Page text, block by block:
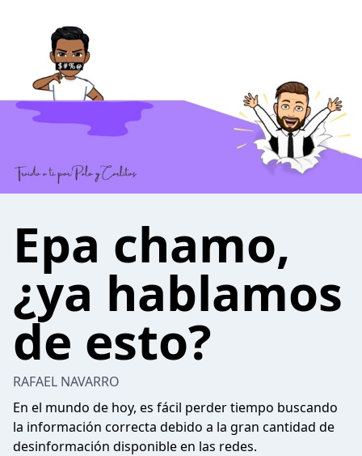
Epa chamo,
¿ya hablamos
de esto?
RAFAEL NAVARRO
En el mundo de hoy, es fácil perder tiempo buscando
la información correcta debido a la gran cantidad de
desinformación disponible en las redes.